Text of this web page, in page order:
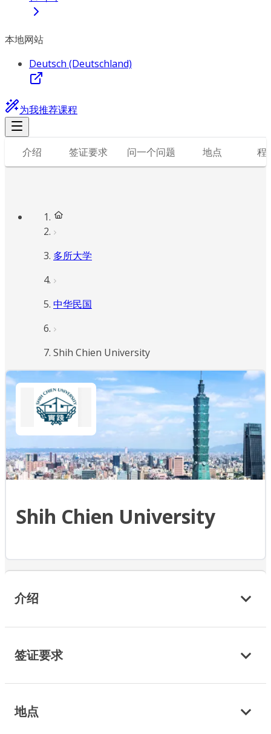
本地网站
Deutsch (Deutschland)
为我推荐课程
介绍 签证要求 问一个问题 地点 程
多所大学
中华民国
Shih Chien University
Shih Chien University
介绍
签证要求
地点